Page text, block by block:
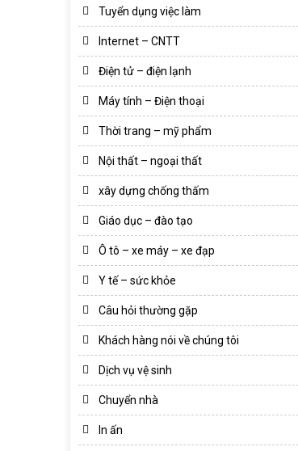
Tuyển dụng việc làm
Internet – CNTT
Điện tử – điện lạnh
Máy tính – Điện thoại
Thời trang – mỹ phẩm
Nội thất – ngoại thất
xây dựng chống thấm
Giáo dục – đào tạo
Ô tô – xe máy – xe đạp
Y tế – sức khỏe
Câu hỏi thường gặp
Khách hàng nói về chúng tôi
Dịch vụ vệ sinh
Chuyển nhà
In ấn